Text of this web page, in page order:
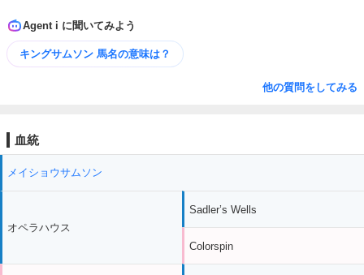
Agent i に聞いてみよう
キングサムソン 馬名の意味は？
他の質問をしてみる
血統
メイショウサムソン
オペラハウス
Sadler’s Wells
Colorspin